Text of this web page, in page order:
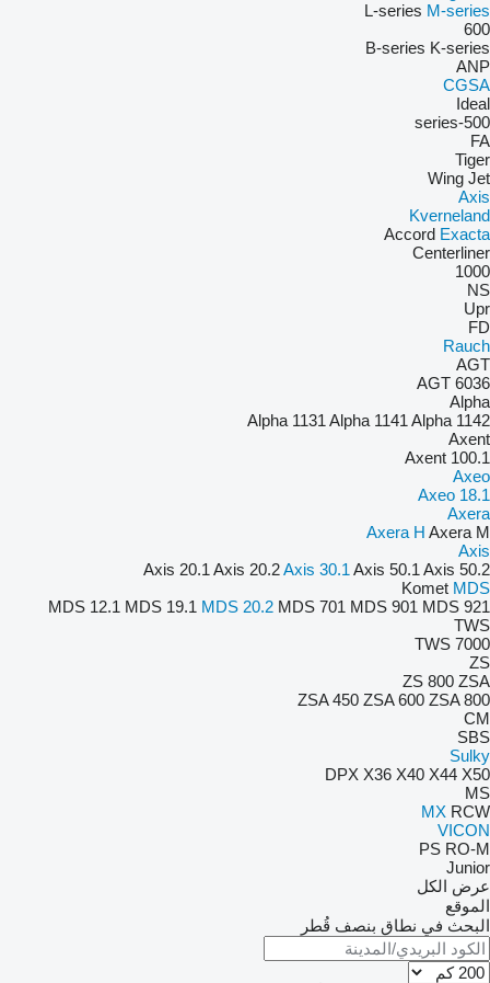
L-series M-series
600
B-series K-series
ANP
CGSA
Ideal
500-series
FA
Tiger
Wing Jet
Axis
Kverneland
Accord Exacta
Centerliner
1000
NS
Upr
FD
Rauch
AGT
AGT 6036
Alpha
Alpha 1131 Alpha 1141 Alpha 1142
Axent
Axent 100.1
Axeo
Axeo 18.1
Axera
Axera H Axera M
Axis
Axis 20.1 Axis 20.2Axis 30.1 Axis 50.1 Axis 50.2
Komet MDS
MDS 12.1 MDS 19.1 MDS 20.2 MDS 701 MDS 901 MDS 921
TWS
TWS 7000
ZS
ZS 800 ZSA
ZSA 450 ZSA 600 ZSA 800
CM
SBS
Sulky
DPX X36 X40 X44 X50
MS
MX RCW
VICON
PS RO-M
Junior
عرض الكل
الموقع
البحث في نطاق بنصف قُطر